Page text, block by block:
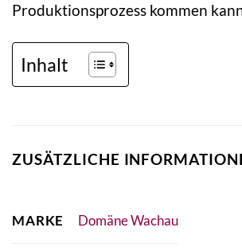
Produktionsprozess kommen
Inhalt
ZUSÄTZLICHE
MARKE Domäne Wachau